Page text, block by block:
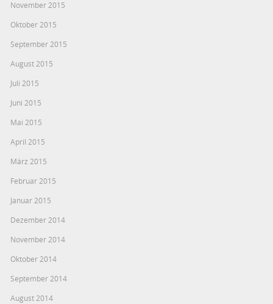
November 2015
Oktober 2015
September 2015
August 2015
Juli 2015
Juni 2015
Mai 2015
April 2015
März 2015
Februar 2015
Januar 2015
Dezember 2014
November 2014
Oktober 2014
September 2014
August 2014